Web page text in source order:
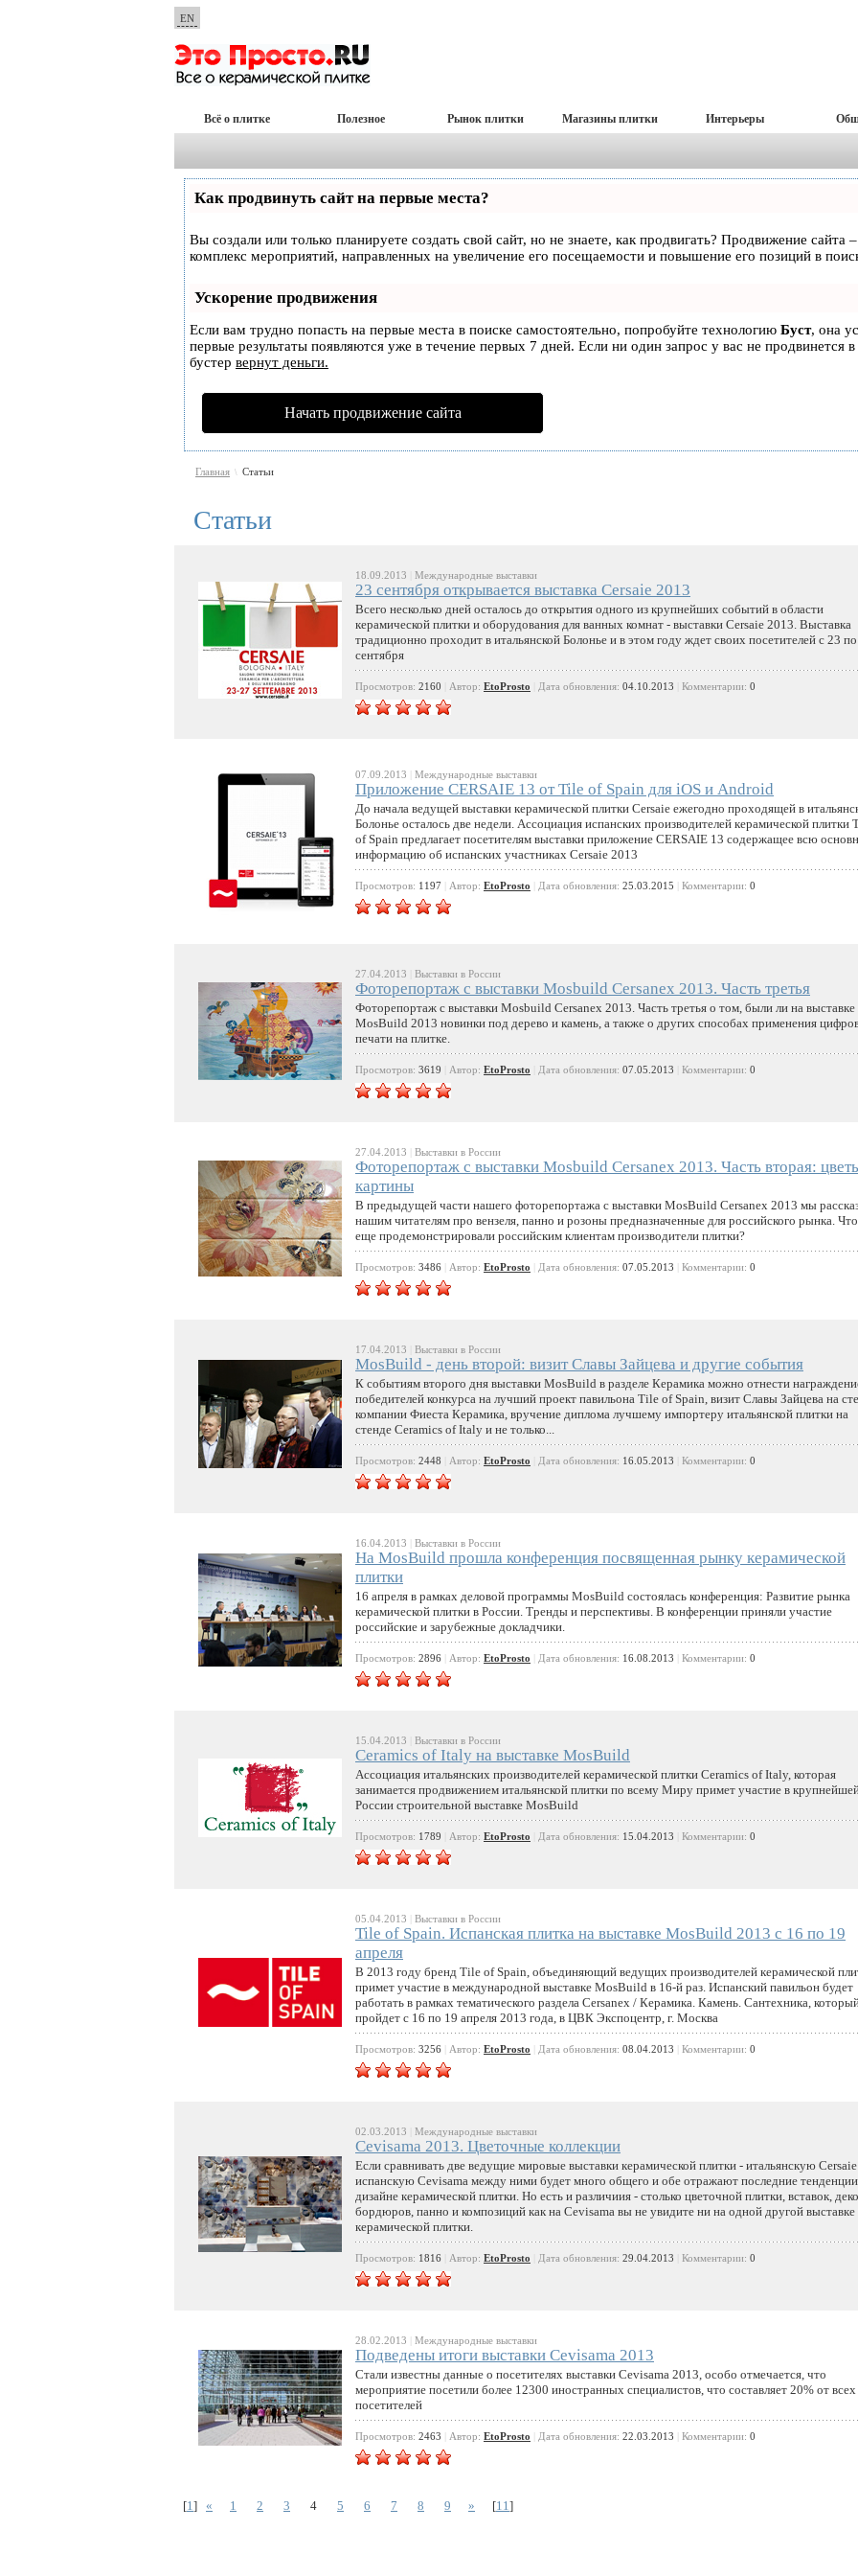
EN
Всё о плитке Полезное Рынок плитки Магазины плитки Интерьеры
Как продвинуть сайт на первые места?
Вы создали или только планируете создать свой сайт, но не знаете, как продвигать? Продвижение сайта
комплекс мероприятий, направленных на увеличение его посещаемости и повышение его позиций в
Ускорение продвижения
Если вам трудно попасть на первые места в поиске самостоятельно, попробуйте технологию Буст, она
первые результаты появляются уже в течение первых 7 дней. Если ни один запрос у вас не продвинется
бустер вернут деньги.
Начать продвижение сайта
Главная \ Статьи
Статьи
18.09.2013 Международные выставки
23 сентября открывается выставка Cersaie 2013
Всего несколько дней осталось до открытия одного из крупнейших событий в области
керамической плитки и оборудования для ванных комнат - выставки Cersaie 2013. Выставка
традиционно проходит в итальянской Болонье и в этом году ждет своих посетителей с 23
сентября
Просмотров: 2160 Автор: EtoProsto Дата обновления: 04.10.2013 Комментарии: 0
07.09.2013 Международные выставки
Приложение CERSAIE 13 от Tile of Spain для iOS и Android
До начала ведущей выставки керамической плитки Cersaie ежегодно проходящей в
Болонье осталось две недели. Ассоциация испанских производителей керамической плитки
of Spain предлагает посетителям выставки приложение CERSAIE 13 содержащее всю
информацию об испанских участниках Cersaie 2013
Просмотров: 1197 Автор: EtoProsto Дата обновления: 25.03.2015 Комментарии: 0
27.04.2013 Выставки в России
Фоторепортаж с выставки Mosbuild Cersanex 2013. Часть третья
Фоторепортаж с выставки Mosbuild Cersanex 2013. Часть третья о том, были ли на выставке
MosBuild 2013 новинки под дерево и камень, а также о других способах применения
печати на плитке.
Просмотров: 3619 Автор: EtoProsto Дата обновления: 07.05.2013 Комментарии: 0
27.04.2013 Выставки в России
Фоторепортаж с выставки Mosbuild Cersanex 2013. Часть вторая:
картины
В предыдущей части нашего фоторепортажа с выставки MosBuild Cersanex 2013 мы
нашим читателям про вензеля, панно и розоны предназначенные для российского рынка.
еще продемонстрировали российским клиентам производители плитки?
Просмотров: 3486 Автор: EtoProsto Дата обновления: 07.05.2013 Комментарии: 0
17.04.2013 Выставки в России
MosBuild - день второй: визит Славы Зайцева и другие события
К событиям второго дня выставки MosBuild в разделе Керамика можно отнести
победителей конкурса на лучший проект павильона Tile of Spain, визит Славы Зайцева на
компании Фиеста Керамика, вручение диплома лучшему импортеру итальянской плитки на
стенде Ceramics of Italy и не только...
Просмотров: 2448 Автор: EtoProsto Дата обновления: 16.05.2013 Комментарии: 0
16.04.2013 Выставки в России
На MosBuild прошла конференция посвященная рынку керамической
плитки
16 апреля в рамках деловой программы MosBuild состоялась конференция: Развитие рынка
керамической плитки в России. Тренды и перспективы. В конференции приняли участие
российские и зарубежные докладчики.
Просмотров: 2896 Автор: EtoProsto Дата обновления: 16.08.2013 Комментарии: 0
15.04.2013 Выставки в России
Ceramics of Italy на выставке MosBuild
Ассоциация итальянских производителей керамической плитки Ceramics of Italy, которая
занимается продвижением итальянской плитки по всему Миру примет участие в
России строительной выставке MosBuild
Просмотров: 1789 Автор: EtoProsto Дата обновления: 15.04.2013 Комментарии: 0
05.04.2013 Выставки в России
Tile of Spain. Испанская плитка на выставке MosBuild 2013 с 16 по 19
апреля
В 2013 году бренд Tile of Spain, объединяющий ведущих производителей керамической
примет участие в международной выставке MosBuild в 16-й раз. Испанский павильон будет
работать в рамках тематического раздела Cersanex / Керамика. Камень. Сантехника,
пройдет с 16 по 19 апреля 2013 года, в ЦВК Экспоцентр, г. Москва
Просмотров: 3256 Автор: EtoProsto Дата обновления: 08.04.2013 Комментарии: 0
02.03.2013 Международные выставки
Cevisama 2013. Цветочные коллекции
Если сравнивать две ведущие мировые выставки керамической плитки - итальянскую
испанскую Cevisama между ними будет много общего и обе отражают последние
дизайне керамической плитки. Но есть и различиия - столько цветочной плитки, вставок,
бордюров, панно и композиций как на Cevisama вы не увидите ни на одной другой выставке
керамической плитки.
Просмотров: 1816 Автор: EtoProsto Дата обновления: 29.04.2013 Комментарии: 0
28.02.2013 Международные выставки
Подведены итоги выставки Cevisama 2013
Стали известны данные о посетителях выставки Cevisama 2013, особо отмечается, что
мероприятие посетили более 12300 иностранных специалистов, что составляет 20% от всех
посетителей
Просмотров: 2463 Автор: EtoProsto Дата обновления: 22.03.2013 Комментарии: 0
[1 ] « 1 2 3 4 5 6 7 8 9 » [11 ]